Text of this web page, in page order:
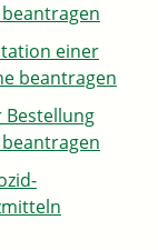
einer
beantragen
Bestellung